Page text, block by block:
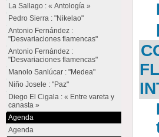
La Sallago : « Antología »
Pedro Sierra : "Nikelao"
Antonio Fernández :
"Desvariaciones flamencas"
Antonio Fernández :
"Desvariaciones flamencas"
Manolo Sanlúcar : "Medea"
Niño Josele : "Paz"
Diego El Cigala : « Entre vareta y
canasta »
Agenda
Agenda